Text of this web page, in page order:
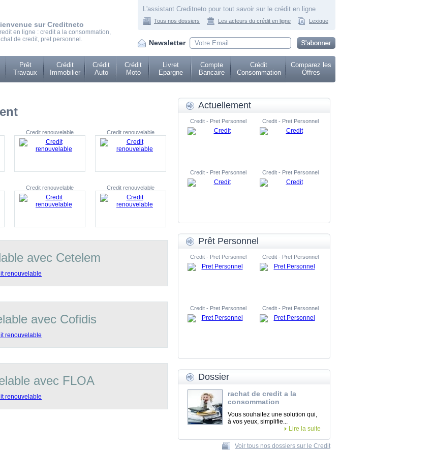
sur Creditneto
en ligne : credit a la consommation,
de credit, pret personnel.
L'assistant Creditneto pour tout savoir sur le crédit en ligne
Tous nos dossiers Les acteurs du crédit en ligne Lexique
Newsletter
Prêt
Travaux
Crédit
Immobilier
Crédit
Auto
Crédit
Moto
Livret
Epargne
Compte
Bancaire
Crédit
Consommation
Comparez les
Offres
Credit renouvelable Credit renouvelable
Credit renouvelable Credit renouvelable
avec Cetelem
avec Cofidis
avec FLOA
Actuellement
Credit - Pret Personnel Credit - Pret Personnel
Credit - Pret Personnel Credit - Pret Personnel
Prêt Personnel
Credit - Pret Personnel Credit - Pret Personnel
Credit - Pret Personnel Credit - Pret Personnel
Dossier
rachat de credit a la
consommation
Vous souhaitez une solution qui,
à vos yeux, simplifie...
Lire la suite
Voir tous nos dossiers sur le Credit